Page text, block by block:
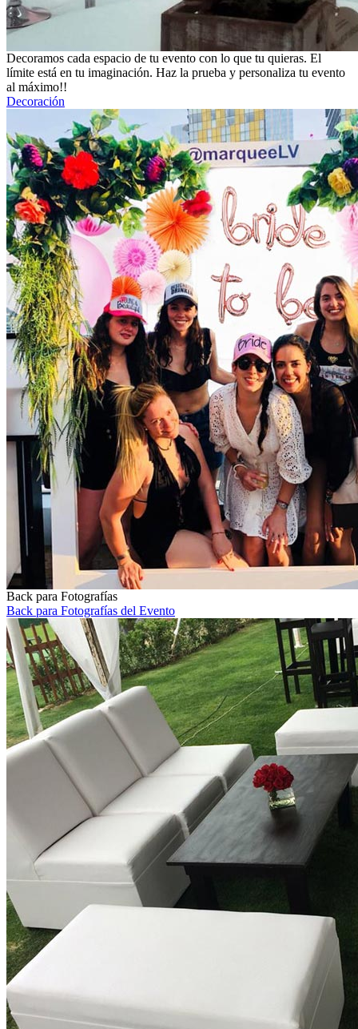
Decoramos cada espacio de tu evento con lo que tu quieras. El
límite está en tu imaginación. Haz la prueba y personaliza tu evento
al máximo!!
Decoración
Back para Fotografías
Back para Fotografías del Evento